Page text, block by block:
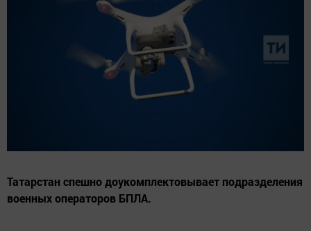
Татарстан спешно доукомплектовывает подразделения
военных операторов БПЛА.